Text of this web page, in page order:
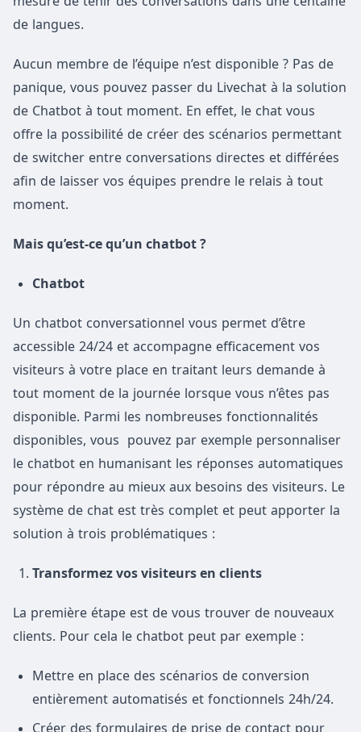
de langues.
Aucun membre de l’équipe n’est disponible ? Pas de
panique, vous pouvez passer du Livechat à la solution
de Chatbot à tout moment. En effet, le chat vous
offre la possibilité de créer des scénarios permettant
de switcher entre conversations directes et différées
afin de laisser vos équipes prendre le relais à tout
moment.
Mais qu’est-ce qu’un chatbot ?
Chatbot
Un chatbot conversationnel vous permet d’être
accessible 24/24 et accompagne efficacement vos
visiteurs à votre place en traitant leurs demande à
tout moment de la journée lorsque vous n’êtes pas
disponible. Parmi les nombreuses fonctionnalités
disponibles, vous pouvez par exemple personnaliser
le chatbot en humanisant les réponses automatiques
pour répondre au mieux aux besoins des visiteurs. Le
système de chat est très complet et peut apporter la
solution à trois problématiques :
Transformez vos visiteurs en clients
La première étape est de vous trouver de nouveaux
clients. Pour cela le chatbot peut par exemple :
Mettre en place des scénarios de conversion
entièrement automatisés et fonctionnels 24h/24.
Créer des formulaires de prise de contact pour